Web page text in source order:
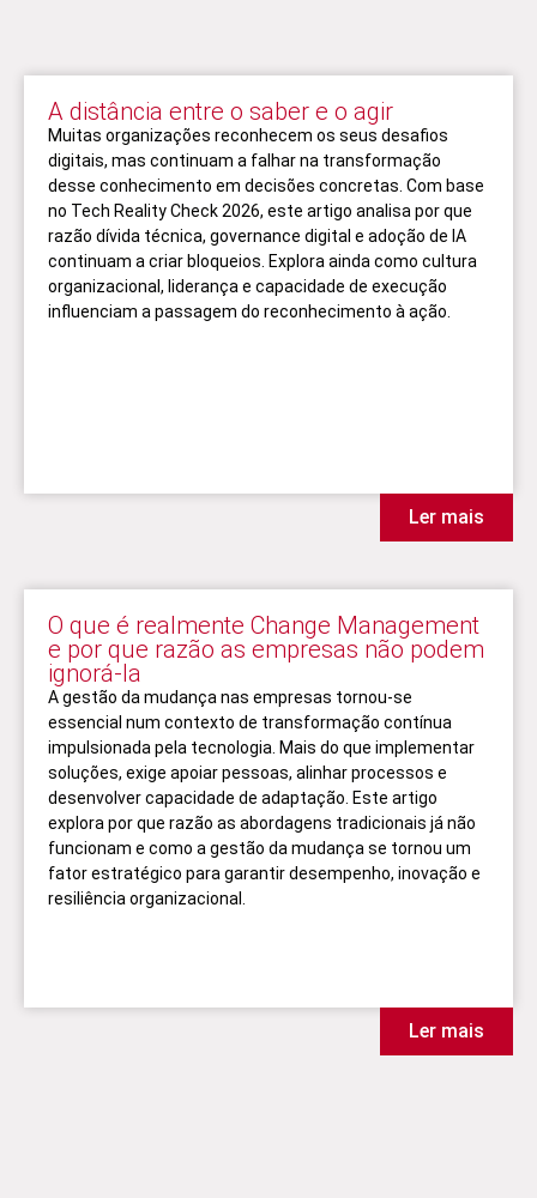
A distância entre o saber e o agir
Muitas organizações reconhecem os seus desafios
digitais, mas continuam a falhar na transformação
desse conhecimento em decisões concretas. Com base
no Tech Reality Check 2026, este artigo analisa por que
razão dívida técnica, governance digital e adoção de IA
continuam a criar bloqueios. Explora ainda como cultura
organizacional, liderança e capacidade de execução
influenciam a passagem do reconhecimento à ação.
Ler mais
O que é realmente Change Management
e por que razão as empresas não podem
ignorá-la
A gestão da mudança nas empresas tornou-se
essencial num contexto de transformação contínua
impulsionada pela tecnologia. Mais do que implementar
soluções, exige apoiar pessoas, alinhar processos e
desenvolver capacidade de adaptação. Este artigo
explora por que razão as abordagens tradicionais já não
funcionam e como a gestão da mudança se tornou um
fator estratégico para garantir desempenho, inovação e
resiliência organizacional.
Ler mais